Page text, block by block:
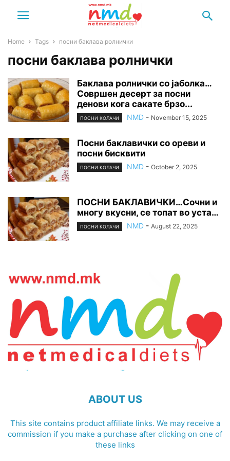
Home Tags посни баклава ролнички
посни баклава ролнички
Баклава ролнички со јаболка…
Совршен десерт за посни
денови кога сакате брзо...
ПОСНИ КОЛАЧИ NMD - November 15, 2025
Посни баклавички со ореви и
посни бисквити
ПОСНИ КОЛАЧИ NMD - October 2, 2025
ПОСНИ БАКЛАВИЧКИ…Сочни и
многу вкусни, се топат во уста…
ПОСНИ КОЛАЧИ NMD - August 22, 2025
ABOUT US
This site contains product affiliate links. We may receive a
commission if you make a purchase after clicking on one of
these links